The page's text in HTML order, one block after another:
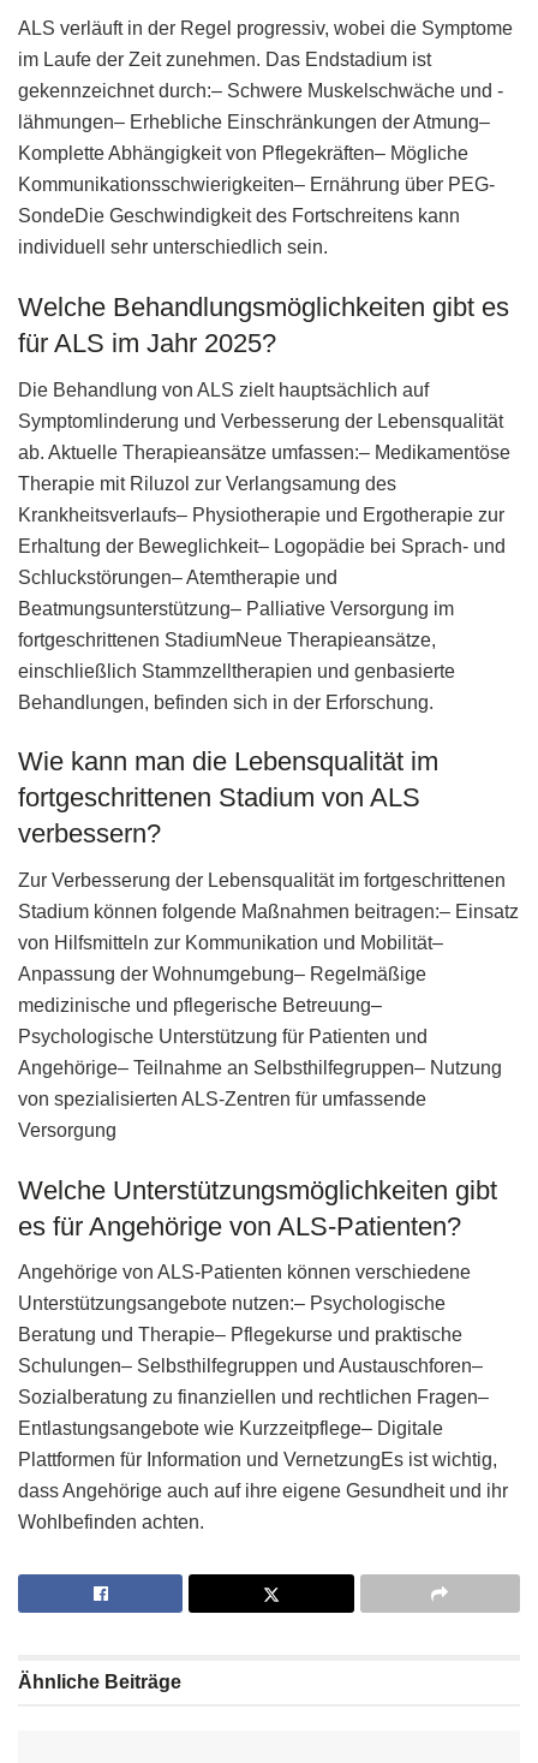
ALS verläuft in der Regel progressiv, wobei die Symptome
im Laufe der Zeit zunehmen. Das Endstadium ist
gekennzeichnet durch:– Schwere Muskelschwäche und -
lähmungen– Erhebliche Einschränkungen der Atmung–
Komplette Abhängigkeit von Pflegekräften– Mögliche
Kommunikationsschwierigkeiten– Ernährung über PEG-
SondeDie Geschwindigkeit des Fortschreitens kann
individuell sehr unterschiedlich sein.
Welche Behandlungsmöglichkeiten gibt es
für ALS im Jahr 2025?
Die Behandlung von ALS zielt hauptsächlich auf
Symptomlinderung und Verbesserung der Lebensqualität
ab. Aktuelle Therapieansätze umfassen:– Medikamentöse
Therapie mit Riluzol zur Verlangsamung des
Krankheitsverlaufs– Physiotherapie und Ergotherapie zur
Erhaltung der Beweglichkeit– Logopädie bei Sprach- und
Schluckstörungen– Atemtherapie und
Beatmungsunterstützung– Palliative Versorgung im
fortgeschrittenen StadiumNeue Therapieansätze,
einschließlich Stammzelltherapien und genbasierte
Behandlungen, befinden sich in der Erforschung.
Wie kann man die Lebensqualität im
fortgeschrittenen Stadium von ALS
verbessern?
Zur Verbesserung der Lebensqualität im fortgeschrittenen
Stadium können folgende Maßnahmen beitragen:– Einsatz
von Hilfsmitteln zur Kommunikation und Mobilität–
Anpassung der Wohnumgebung– Regelmäßige
medizinische und pflegerische Betreuung–
Psychologische Unterstützung für Patienten und
Angehörige– Teilnahme an Selbsthilfegruppen– Nutzung
von spezialisierten ALS-Zentren für umfassende
Versorgung
Welche Unterstützungsmöglichkeiten gibt
es für Angehörige von ALS-Patienten?
Angehörige von ALS-Patienten können verschiedene
Unterstützungsangebote nutzen:– Psychologische
Beratung und Therapie– Pflegekurse und praktische
Schulungen– Selbsthilfegruppen und Austauschforen–
Sozialberatung zu finanziellen und rechtlichen Fragen–
Entlastungsangebote wie Kurzzeitpflege– Digitale
Plattformen für Information und VernetzungEs ist wichtig,
dass Angehörige auch auf ihre eigene Gesundheit und ihr
Wohlbefinden achten.
Ähnliche Beiträge